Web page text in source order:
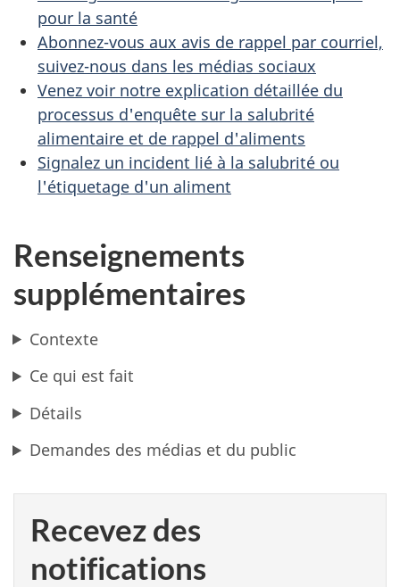
pour la santé
Abonnez-vous aux avis de rappel par courriel,
suivez-nous dans les médias sociaux
Venez voir notre explication détaillée du
processus d'enquête sur la salubrité
alimentaire et de rappel d'aliments
Signalez un incident lié à la salubrité ou
l'étiquetage d'un aliment
Renseignements
supplémentaires
Contexte
Ce qui est fait
Détails
Demandes des médias et du public
Recevez des
notifications